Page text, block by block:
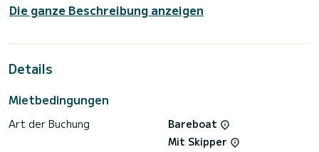
Das Boot verfügt über 3 voll ausgestattete Kabinen und
bietet Platz für 8 Personen. Mit einer Gesamtlänge von 12
außergewöhnlichen Urlaub auf dem Wasser in der Umgebung
SamBoat bearbeitet. Über die Plattform erhalten Sie die
Die ganze Beschreibung anzeigen
Details
Mietbedingungen
Art der Buchung
Bareboat
Mit Skipper